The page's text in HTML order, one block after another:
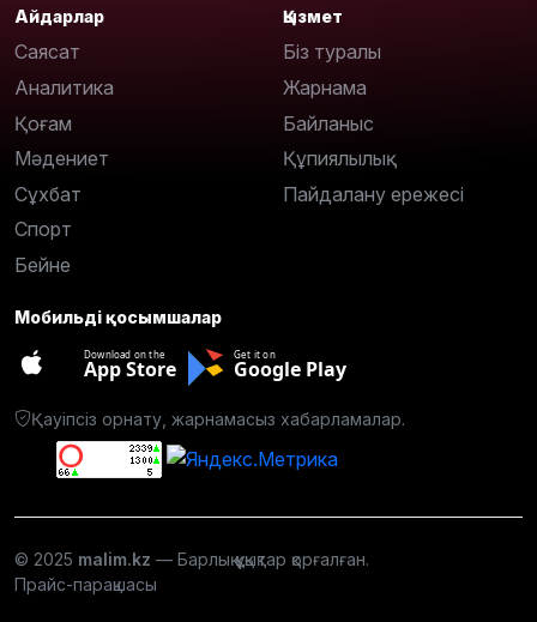
Айдарлар
Саясат
Аналитика
Қоғам
Мәдениет
Сұхбат
Спорт
Бейне
Қызмет
Біз туралы
Жарнама
Байланыс
Құпиялылық
Пайдалану ережесі
Мобильді қосымшалар
Download on the
App Store
Get it on
Google Play
Қауіпсіз орнату, жарнамасыз хабарламалар.
© 2025 malim.kz — Барлық құқықтар қорғалған.
Прайс-парақшасы